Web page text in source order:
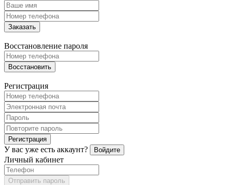
Заказать
Восстановление пароля
Восстановить
Регистрация
Регистрация
У вас уже есть аккаунт? Войдите
Личный кабинет
Отправить пароль